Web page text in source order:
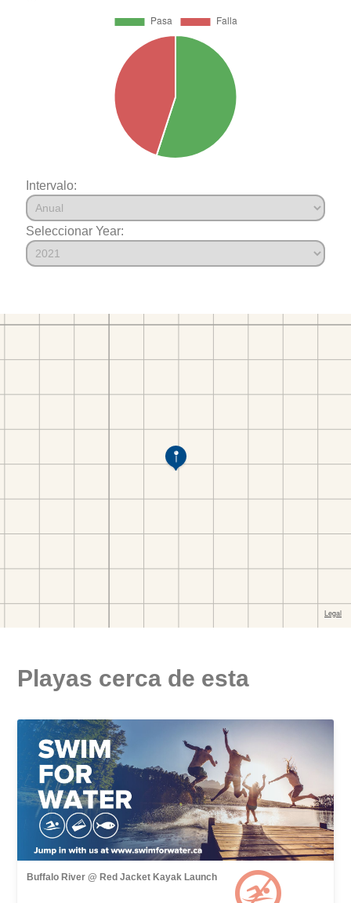
Intervalo:
Seleccionar Year:
Playas cerca de esta
Buffalo River @ Red Jacket Kayak Launch